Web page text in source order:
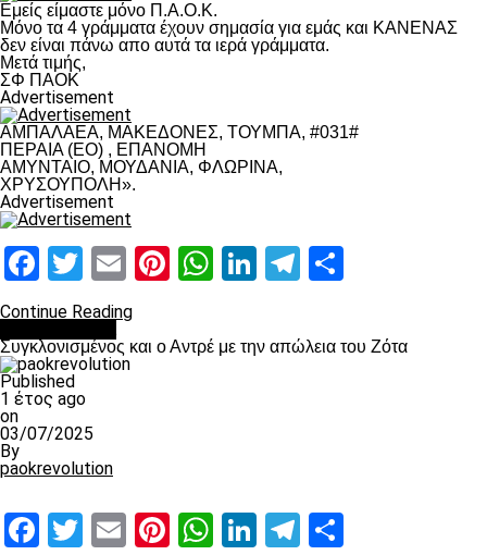
Εμείς είμαστε μόνο Π.Α.Ο.Κ.
Μόνο τα 4 γράμματα έχουν σημασία για εμάς και ΚΑΝΕΝΑΣ
δεν είναι πάνω απο αυτά τα ιερά γράμματα.
Μετά τιμής,
ΣΦ ΠΑΟΚ
Advertisement
ΑΜΠΑΛΑΕΑ, ΜΑΚΕΔΟΝΕΣ, ΤΟΥΜΠΑ, #031#
ΠΕΡΑΙΑ (ΕΟ) , ΕΠΑΝΟΜΗ
ΑΜΥΝΤΑΙΟ, ΜΟΥΔΑΝΙΑ, ΦΛΩΡΙΝΑ,
ΧΡΥΣΟΥΠΟΛΗ».
Advertisement
Facebook
Twitter
EmailPinterest
WhatsApp
LinkedIn
Telegram
Continue Reading
Συγκλονισμένος και ο Αντρέ με την απώλεια του Ζότα
Published
1 έτος ago
on
03/07/2025
By
paokrevolution
Facebook
Twitter
EmailPinterest
WhatsApp
LinkedIn
Telegram